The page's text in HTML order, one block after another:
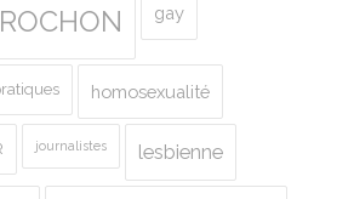
gay
homosexualité
journalistes lesbienne